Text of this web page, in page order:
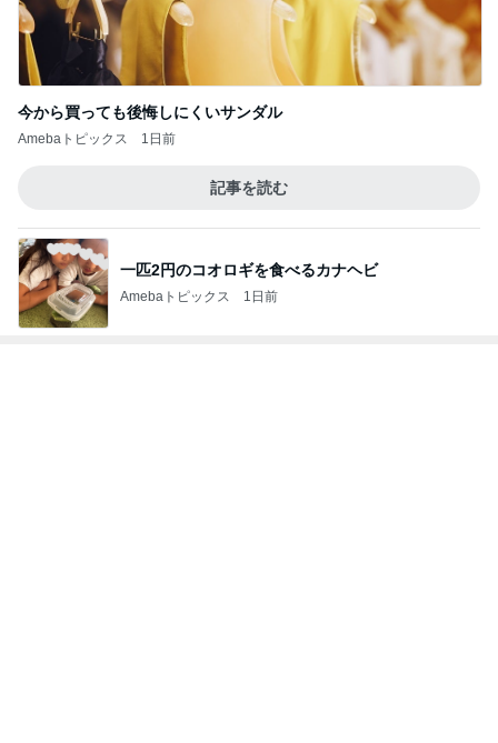
今から買っても後悔しにくいサンダル
Amebaトピックス 1日前
記事を読む
一匹2円のコオロギを食べるカナヘビ
Amebaトピックス 1日前